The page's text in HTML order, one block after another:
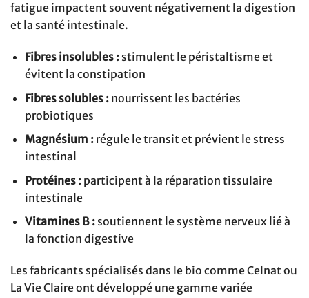
fatigue impactent souvent négativement la digestion
et la santé intestinale.
Fibres insolubles :stimulent le péristaltisme et
évitent la constipation
Fibres solubles :nourrissent les bactéries
probiotiques
Magnésium :régule le transit et prévient le stress
intestinal
Protéines :participent à la réparation tissulaire
intestinale
Vitamines B :soutiennent le système nerveux lié à
la fonction digestive
Les fabricants spécialisés dans le bio comme Celnat ou
La Vie Claire ont développé une gamme variée